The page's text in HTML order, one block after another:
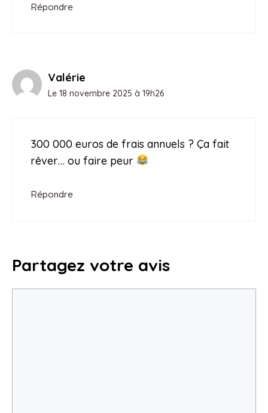
Répondre
Valérie
Le 18 novembre 2025 à 19h26
300 000 euros de frais annuels ? Ça fait
rêver… ou faire peur
Répondre
Partagez votre avis